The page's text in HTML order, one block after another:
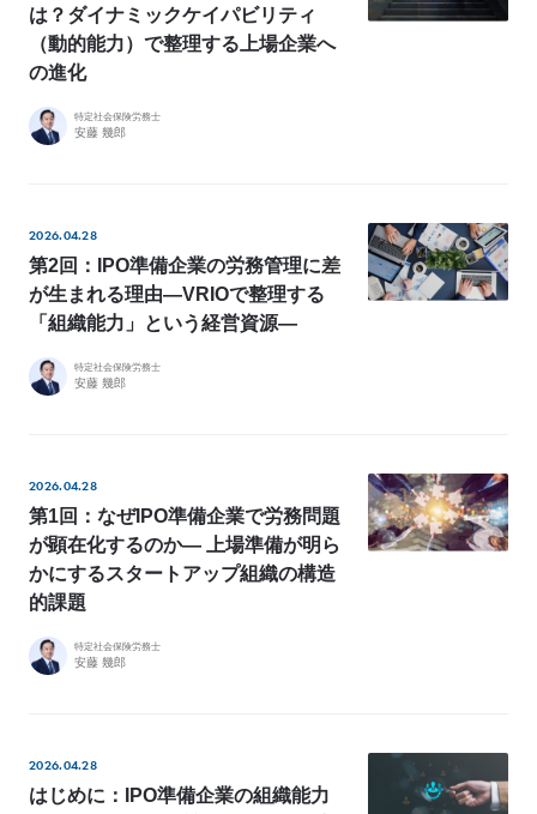
JP EN
は？ダイナミックケイパビリティ
（動的能力）で整理する上場企業へ
の進化
特定社会保険労務士
安藤 幾郎
2026.04.28
第2回：IPO準備企業の労務管理に差
が生まれる理由―VRIOで整理する
「組織能力」という経営資源―
特定社会保険労務士
安藤 幾郎
2026.04.28
第1回：なぜIPO準備企業で労務問題
が顕在化するのか― 上場準備が明ら
かにするスタートアップ組織の構造
的課題
特定社会保険労務士
安藤 幾郎
2026.04.28
はじめに：IPO準備企業の組織能力